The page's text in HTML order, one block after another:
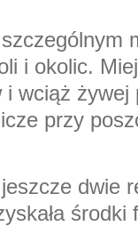
i okolic.
wciąż żywej
przy
dwie